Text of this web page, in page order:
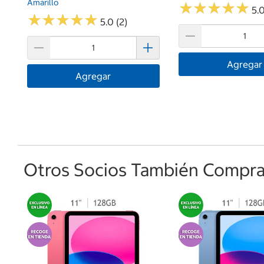
Amarillo
★★★★★
★★★★★ 5.0 (2)
Agregar
★★★★★
★★★★★
Agregar
Otros Socios También